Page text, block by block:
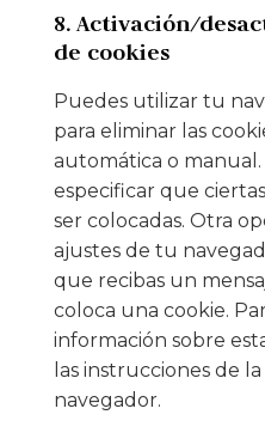
8. Activación/
de cookies
Puedes utilizar tu
para eliminar las
automática o
especificar que
ser colocadas. Otra
ajustes de tu
que recibas un
coloca una cookie.
información sobre
las instrucciones de
navegador.